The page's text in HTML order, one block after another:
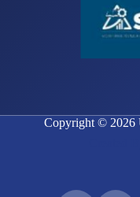
Copyright © 2026